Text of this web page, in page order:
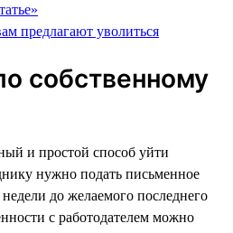
предлагают уволиться
собственному
и простой способ уйти
нужно подать письменное
до желаемого последнего
с работодателем можно